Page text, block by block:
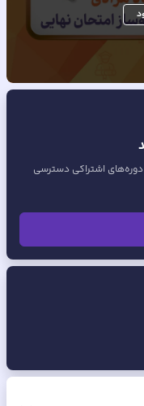
دوره‌های اشتراکی دسترسی